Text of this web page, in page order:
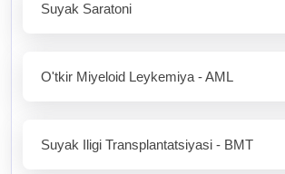
Suyak Saratoni
O'tkir Miyeloid Leykemiya - AML
Suyak Iligi Transplantatsiyasi - BMT